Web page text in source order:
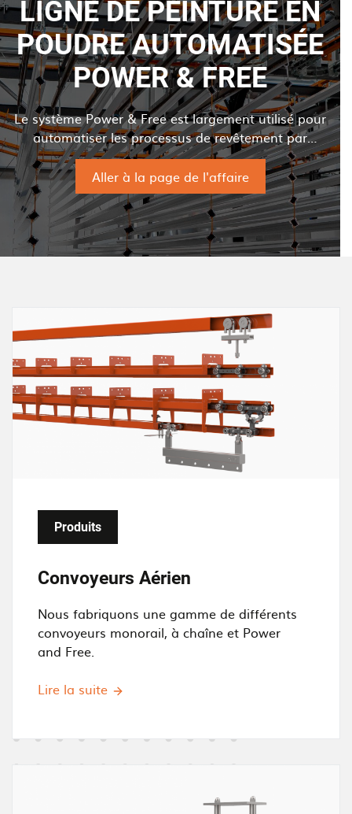
LIGNE DE PEINTURE EN
POUDRE AUTOMATISÉE
POWER & FREE
Le système Power & Free est largement utilisé pour
automatiser les processus de revêtement par
poudre.
Aller à la page de l'affaire
m
a
g
e
Produits
Convoyeurs Aérien
Nous fabriquons une gamme de différents
convoyeurs monorail, à chaîne et Power
and Free.
Lire la suite